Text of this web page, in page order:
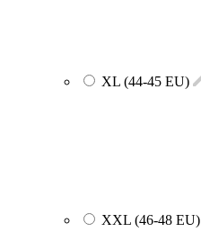
XL (44-45 EU)
XXL (46-48 EU)